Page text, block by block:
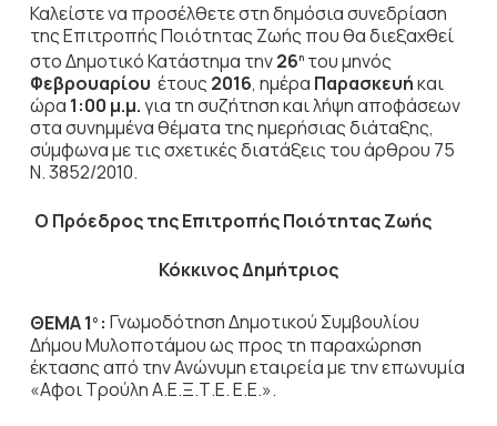
Καλείστε να προσέλθετε στη δημόσια συνεδρίαση
της Επιτροπής Ποιότητας Ζωής που θα διεξαχθεί
στο Δημοτικό Κατάστημα την26ητου μηνός
Φεβρουαρίου έτους 2016, ημέρα Παρασκευήκαι
ώρα 1:00 μ.μ.για τη συζήτησηκαι λήψη αποφάσεων
στα συνημμένα θέματα της ημερήσιας διάταξης,
σύμφωνα με τις σχετικές διατάξεις του άρθρου 75
Ν. 3852/2010.
Ο Πρόεδροςτης Επιτροπής Ποιότητας Ζωής
Κόκκινος Δημήτριος
ΘΕΜΑ 1 ο : Γνωμοδότηση Δημοτικού Συμβουλίου
Δήμου Μυλοποτάμου ως προς τη παραχώρηση
έκτασης από την Ανώνυμη εταιρεία με την επωνυμία
«Αφοι Τρούλη Α.Ε.Ξ.Τ.Ε. Ε.Ε.».